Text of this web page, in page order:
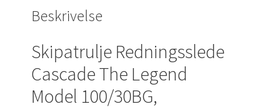
Beskrivelse
Skipatrulje Redningsslede
Cascade The Legend
Model 100/30BG,